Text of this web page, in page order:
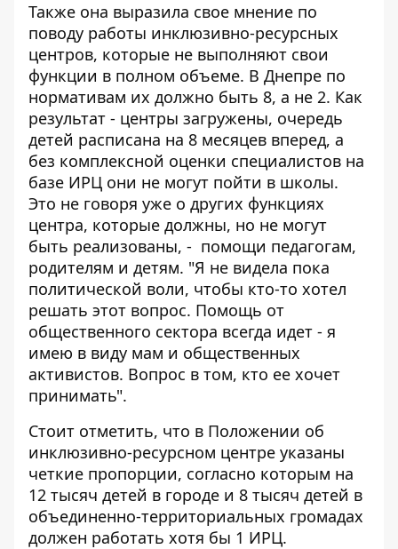
Также она выразила свое мнение по
поводу работы инклюзивно-ресурсных
центров, которые не выполняют свои
функции в полном объеме. В Днепре по
нормативам их должно быть 8, а не 2. Как
результат - центры загружены, очередь
детей расписана на 8 месяцев вперед, а
без комплексной оценки специалистов на
базе ИРЦ они не могут пойти в школы.
Это не говоря уже о других функциях
центра, которые должны, но не могут
быть реализованы, - помощи педагогам,
родителям и детям. "Я не видела пока
политической воли, чтобы кто-то хотел
решать этот вопрос. Помощь от
общественного сектора всегда идет - я
имею в виду мам и общественных
активистов. Вопрос в том, кто ее хочет
принимать".
Стоит отметить, что в Положении об
инклюзивно-ресурсном центре указаны
четкие пропорции, согласно которым на
12 тысяч детей в городе и 8 тысяч детей в
объединенно-территориальных громадах
должен работать хотя бы 1 ИРЦ.